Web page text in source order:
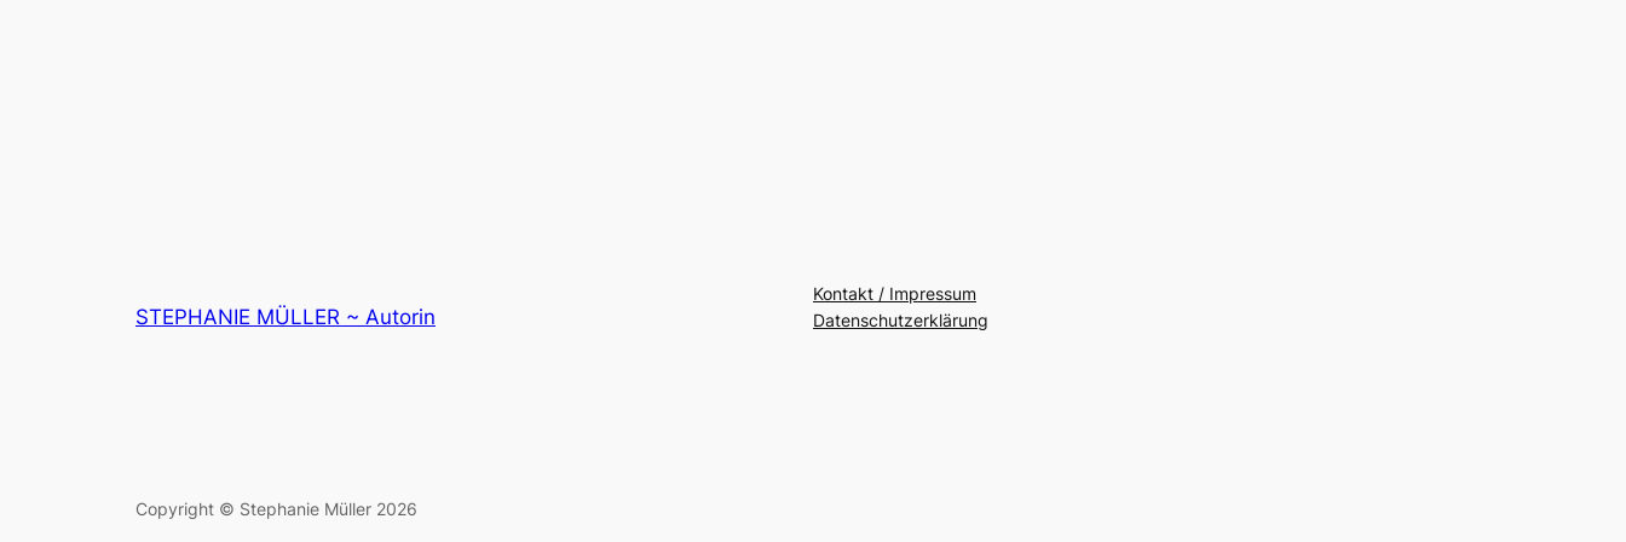
STEPHANIE MÜLLER ~ Autorin
Kontakt / Impressum
Datenschutzerklärung
Copyright © Stephanie Müller 2026